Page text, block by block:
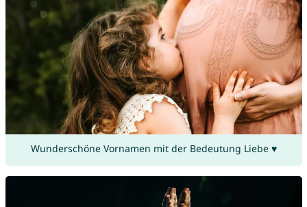
Wunderschöne Vornamen mit der Bedeutung Liebe ♥